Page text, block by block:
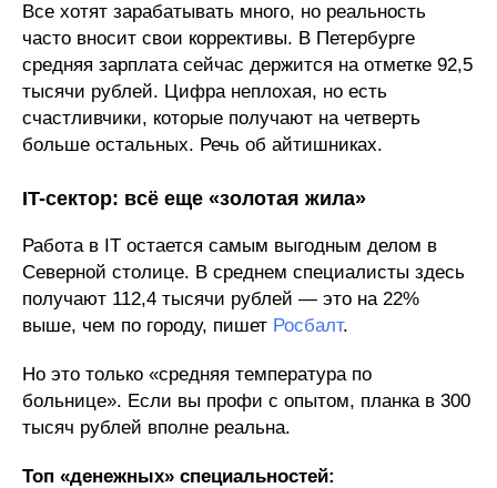
Все хотят зарабатывать много, но реальность
часто вносит свои коррективы. В Петербурге
средняя зарплата сейчас держится на отметке 92,5
тысячи рублей. Цифра неплохая, но есть
счастливчики, которые получают на четверть
больше остальных. Речь об айтишниках.
IT-сектор: всё еще «золотая жила»
Работа в IT остается самым выгодным делом в
Северной столице. В среднем специалисты здесь
получают 112,4 тысячи рублей — это на 22%
выше, чем по городу, пишет Росбалт.
Но это только «средняя температура по
больнице». Если вы профи с опытом, планка в 300
тысяч рублей вполне реальна.
Топ «денежных» специальностей: